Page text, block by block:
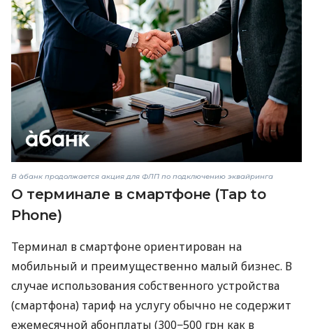
В àбанк продолжается акция для ФЛП по подключению эквайринга
О терминале в смартфоне (Tap to
Phone)
Терминал в смартфоне ориентирован на
мобильный и преимущественно малый бизнес. В
случае использования собственного устройства
(смартфона) тариф на услугу обычно не содержит
ежемесячной абонплаты (300−500 грн как в